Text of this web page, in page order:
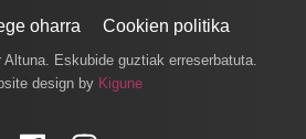
oharra Cookien politika
Eskubide guztiak erreserbatuta.
design by Kigune